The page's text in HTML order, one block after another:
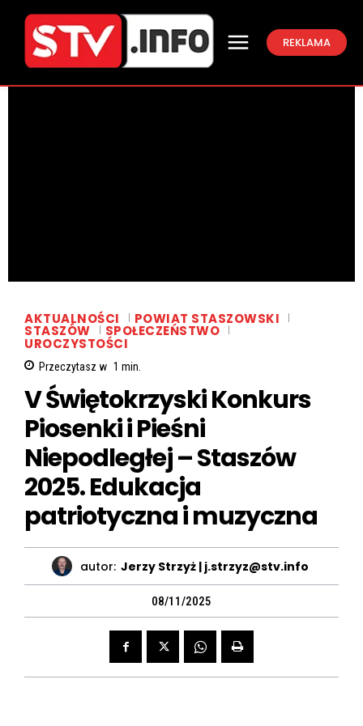
REKLAMA
AKTUALNOŚCI POWIAT STASZOWSKI
STASZÓW SPOŁECZEŃSTWO
UROCZYSTOŚCI
Przeczytasz w 1 min.
V Świętokrzyski Konkurs
Piosenki i Pieśni
Niepodległej – Staszów
2025. Edukacja
patriotyczna i muzyczna
autor: Jerzy Strzyż | j.strzyz@stv.info
08/11/2025